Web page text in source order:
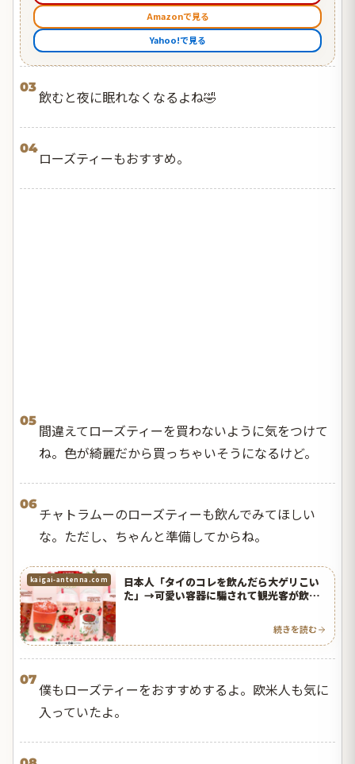
Amazonで見る
Yahoo!で見る
03
飲むと夜に眠れなくなるよね🤣
04
ローズティーもおすすめ。
05
間違えてローズティーを買わないように気をつけて
ね。色が綺麗だから買っちゃいそうになるけど。
06
チャトラムーのローズティーも飲んでみてほしい
な。ただし、ちゃんと準備してからね。
kaigai-antenna.com
日本人「タイのコレを飲んだら大ゲリこい
た」→可愛い容器に騙されて観光客が飲ん
続きを読む
07
僕もローズティーをおすすめするよ。欧米人も気に
入っていたよ。